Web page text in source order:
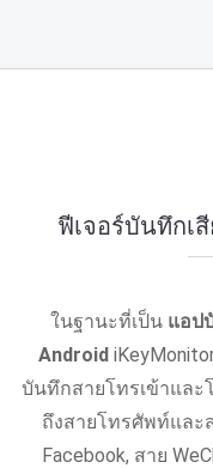
ฟีเจอร์บันทึกเ
ในฐานะที่เป็น แอป
Android
บันทึกสายโทรเข้าและ
ถึงสายโทรศัพท์และ
Facebook, สาย